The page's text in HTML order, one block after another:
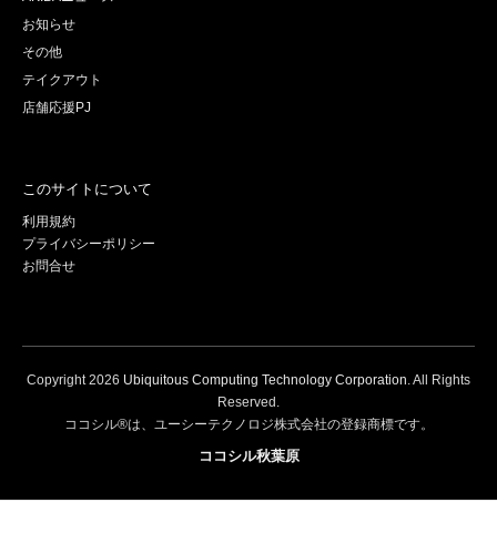
お知らせ
その他
テイクアウト
店舗応援PJ
このサイトについて
利用規約
プライバシーポリシー
お問合せ
Copyright2026 Ubiquitous Computing Technology Corporation. All Rights
Reserved.
ココシル®は、ユーシーテクノロジ株式会社の登録商標です。
ココシル秋葉原